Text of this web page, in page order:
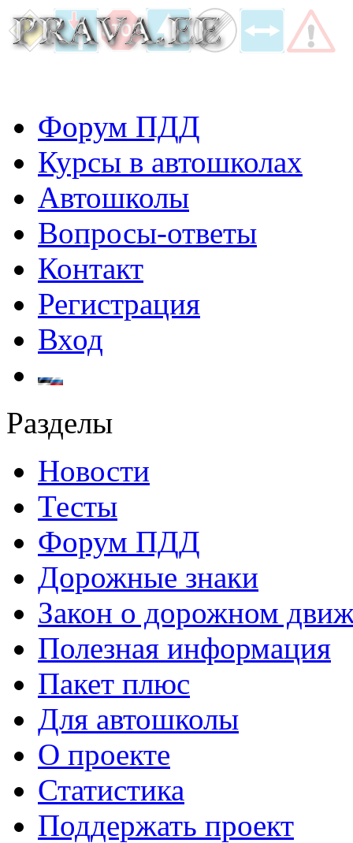
Форум ПДД
Курсы в автошколах
Автошколы
Вопросы-ответы
Контакт
Регистрация
Вход
Разделы
Новости
Тесты
Форум ПДД
Дорожные знаки
Закон о дорожном
Полезная информация
Пакет плюс
Для автошколы
О проекте
Статистика
Поддержать проект